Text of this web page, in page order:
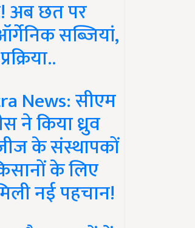
अब छत पर
सब्जियां,
News: सीएम
ने किया ध्रुव
के संस्थापकों
के लिए
नई पहचान!